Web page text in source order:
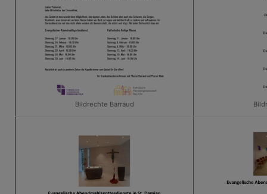
Bildrechte Barraud